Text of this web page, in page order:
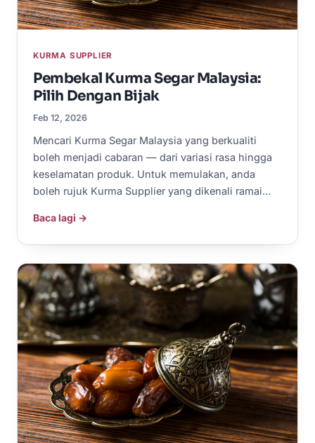
KURMA SUPPLIER
Pembekal Kurma Segar Malaysia:
Pilih Dengan Bijak
Feb 12, 2026
Mencari Kurma Segar Malaysia yang berkualiti
boleh menjadi cabaran — dari variasi rasa hingga
keselamatan produk. Untuk memulakan, anda
boleh rujuk Kurma Supplier yang dikenali ramai…
Baca lagi →